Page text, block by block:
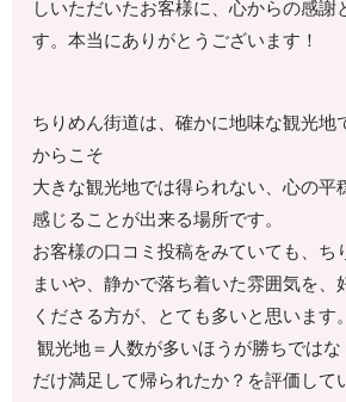
しいただいたお客様に、心からの感謝
す。本当にありがとうございます！
ちりめん街道は、確かに地味な観光地
からこそ
大きな観光地では得られない、心の平
感じることが出来る場所です。
お客様の口コミ投稿をみていても、ち
まいや、静かで落ち着いた雰囲気を、
くださる方が、とても多いと思います。
観光地＝人数が多いほうが勝ちでは
だけ満足して帰られたか？を評価して